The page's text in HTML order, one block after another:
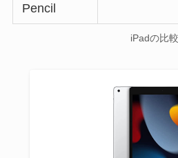
Pencil
iPadの比較